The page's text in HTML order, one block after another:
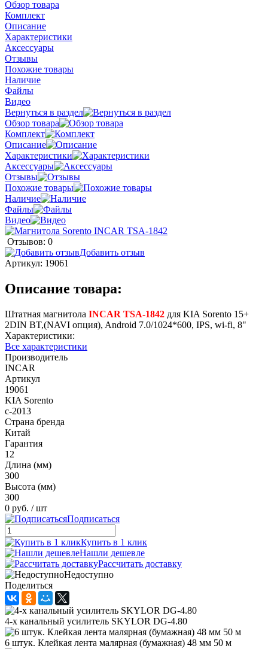
Обзор товара
Комплект
Описание
Характеристики
Аксессуары
Отзывы
Похожие товары
Наличие
Файлы
Видео
Вернуться в раздел
Обзор товара
Комплект
Описание
Характеристики
Аксессуары
Отзывы
Похожие товары
Наличие
Файлы
Видео
Отзывов: 0
Добавить отзыв
Артикул: 19061
Описание товара:
Штатная магнитола INCAR TSA-1842 для KIA Sorento 15+
2DIN BT,(NAVI опция), Android 7.0/1024*600, IPS, wi-fi, 8"
Характеристики:
Все характеристики
Производитель
INCAR
Артикул
19061
KIA Sorento
с-2013
Страна бренда
Китай
Гарантия
12
Длина (мм)
300
Высота (мм)
300
0 руб. / шт
Подписаться
Купить в 1 клик
Нашли дешевле
Рассчитать доставку
Недоступно
Поделиться
4-х канальный усилитель SKYLOR DG-4.80
6 штук. Клейкая лента малярная (бумажная) 48 мм 50 м